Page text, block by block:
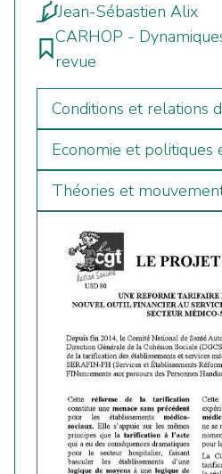
Jean-Sébastien Alix
CARHOP -
revue
Conditions et relations
Economie et politiques
Théories et